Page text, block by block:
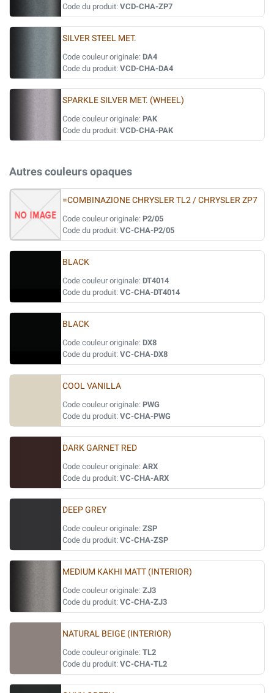
Code du produit: VCD-CHA-ZP7
SILVER STEEL MET.
Code couleur originale: DA4
Code du produit: VCD-CHA-DA4
SPARKLE SILVER MET. (WHEEL)
Code couleur originale: PAK
Code du produit: VCD-CHA-PAK
Autres couleurs opaques
=COMBINAZIONE CHRYSLER TL2 / CHRYSLER ZP7
Code couleur originale: P2/05
Code du produit: VC-CHA-P2/05
BLACK
Code couleur originale: DT4014
Code du produit: VC-CHA-DT4014
BLACK
Code couleur originale: DX8
Code du produit: VC-CHA-DX8
COOL VANILLA
Code couleur originale: PWG
Code du produit: VC-CHA-PWG
DARK GARNET RED
Code couleur originale: ARX
Code du produit: VC-CHA-ARX
DEEP GREY
Code couleur originale: ZSP
Code du produit: VC-CHA-ZSP
MEDIUM KAKHI MATT (INTERIOR)
Code couleur originale: ZJ3
Code du produit: VC-CHA-ZJ3
NATURAL BEIGE (INTERIOR)
Code couleur originale: TL2
Code du produit: VC-CHA-TL2